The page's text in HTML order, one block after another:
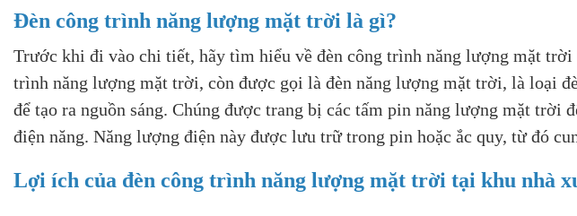
Đèn công trình năng lượng mặt trời là gì?
Trước khi đi vào chi tiết, hãy tìm hiểu về đèn công trình năng lượng mặt trời
trình năng lượng mặt trời, còn được gọi là đèn năng lượng mặt trời, là loại
để tạo ra nguồn sáng. Chúng được trang bị các tấm pin năng lượng mặt trời
điện năng. Năng lượng điện này được lưu trữ trong pin hoặc ắc quy, từ đó
Lợi ích của đèn công trình năng lượng mặt trời tại khu nhà